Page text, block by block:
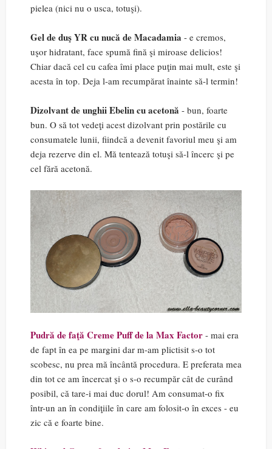
pielea (nici nu o usca, totuşi).
Gel de duş YR cu nucă de Macadamia - e cremos,
uşor hidratant, face spumă fină şi miroase delicios!
Chiar dacă cel cu cafea îmi place puţin mai mult, este şi
acesta în top. Deja l-am recumpărat înainte să-l termin!
Dizolvant de unghii Ebelin cu acetonă - bun, foarte
bun. O să tot vedeţi acest dizolvant prin postările cu
consumatele lunii, fiindcă a devenit favoriul meu şi am
deja rezerve din el. Mă tentează totuşi să-l încerc şi pe
cel fără acetonă.
Pudră de faţă Creme Puff de la Max Factor - mai era
de fapt în ea pe margini dar m-am plictisit s-o tot
scobesc, nu prea mă încântă procedura. E preferata mea
din tot ce am încercat şi o s-o recumpăr cât de curând
posibil, că tare-i mai duc dorul! Am consumat-o fix
într-un an în condiţiile în care am folosit-o în exces - eu
zic că e foarte bine.